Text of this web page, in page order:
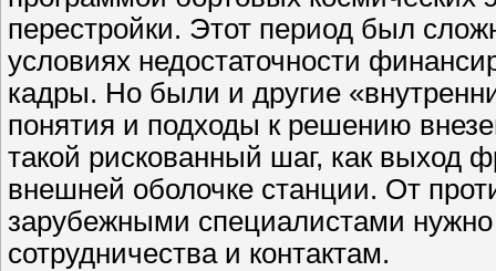
перестройки. Этот период был
условиях недостаточности
кадры. Но были и другие
понятия и подходы к решению
такой рискованный шаг, как выход
внешней оболочке станции. От
зарубежными специалистами
сотрудничества и контактам.